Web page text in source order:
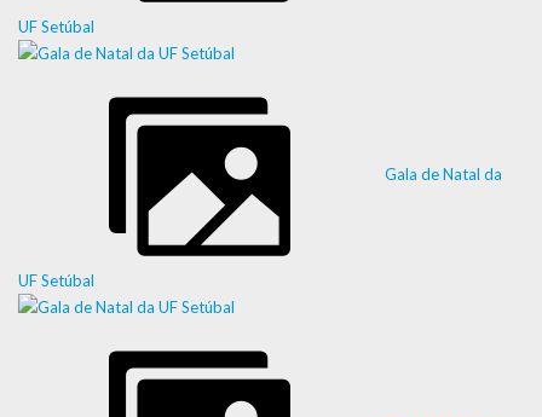
UF Setúbal
Gala de Natal da
UF Setúbal